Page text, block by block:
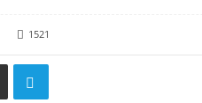
1521